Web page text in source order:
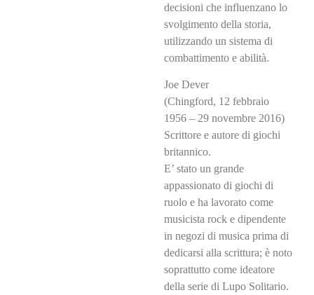
decisioni che influenzano lo
svolgimento della storia,
utilizzando un sistema di
combattimento e abilità.
Joe Dever
(Chingford, 12 febbraio
1956 – 29 novembre 2016)
Scrittore e autore di giochi
britannico.
E’ stato un grande
appassionato di giochi di
ruolo e ha lavorato come
musicista rock e dipendente
in negozi di musica prima di
dedicarsi alla scrittura; è noto
soprattutto come ideatore
della serie di Lupo Solitario.